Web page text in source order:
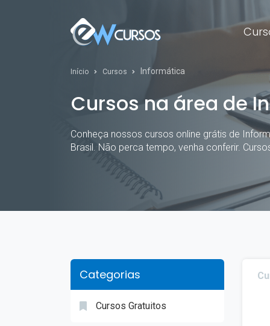
Início Cursos Informática
Cursos na área de
Conheça nossos cursos online grátis de
Brasil. Não perca tempo, venha conferir.
Categorias
Cursos Gratuitos